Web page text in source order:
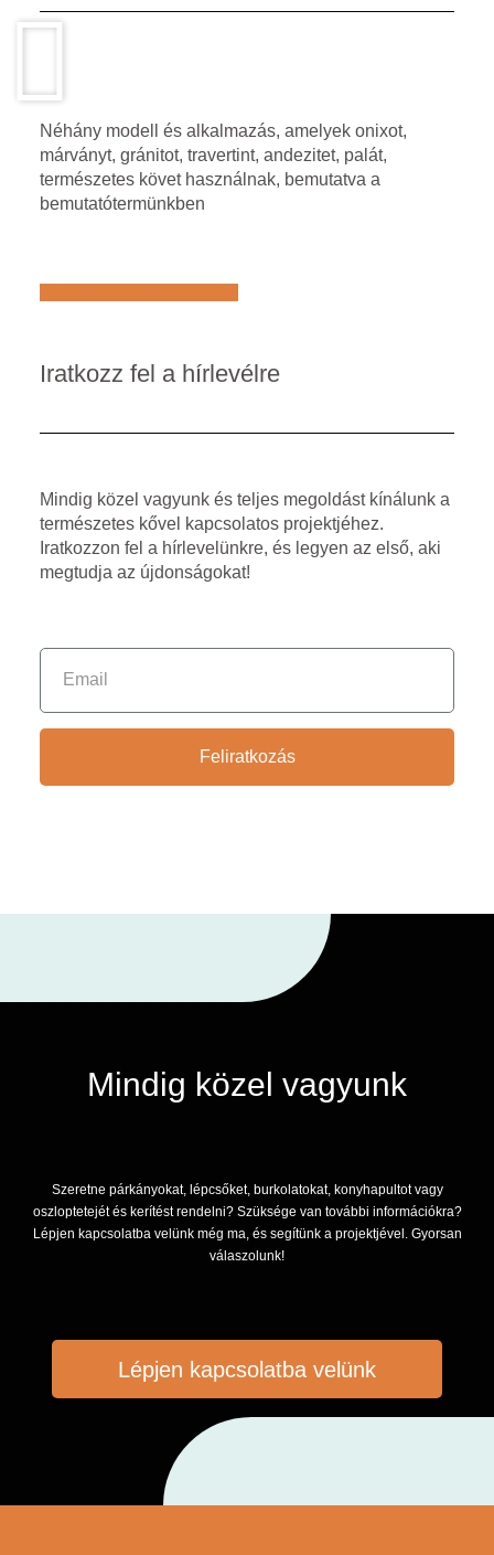
Néhány modell és alkalmazás, amelyek onixot,
márványt, gránitot, travertint, andezitet, palát,
természetes követ használnak, bemutatva a
bemutatótermünkben
Iratkozz fel a hírlevélre
Mindig közel vagyunk és teljes megoldást kínálunk a
természetes kővel kapcsolatos projektjéhez.
Iratkozzon fel a hírlevelünkre, és legyen az első, aki
megtudja az újdonságokat!
Feliratkozás
Mindig közel vagyunk
Szeretne párkányokat, lépcsőket, burkolatokat, konyhapultot vagy
oszloptetejét és kerítést rendelni? Szüksége van további információkra?
Lépjen kapcsolatba velünk még ma, és segítünk a projektjével. Gyorsan
válaszolunk!
Lépjen kapcsolatba velünk